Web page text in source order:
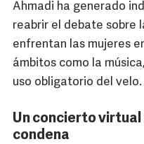
Ahmadi ha generado
reabrir el debate sobre
enfrentan las mujeres
ámbitos como la
uso obligatorio del velo.
Un concierto virtual
condena